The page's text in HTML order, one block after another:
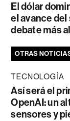
El dólar
el avance
debate más
OTRAS
TECNOLOGÍA
Así será el
OpenAI: un
sensores y